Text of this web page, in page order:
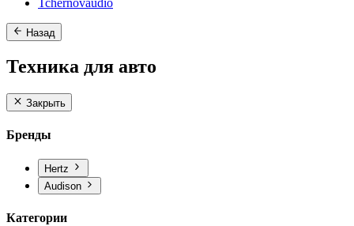
Tchernovaudio
Назад
Техника для авто
Закрыть
Бренды
Hertz
Audison
Категории